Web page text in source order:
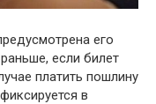
его
если билет
платить пошлину
в